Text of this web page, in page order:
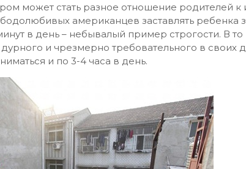
может стать разное отношение родителей к
американцев заставлять ребенка
в день – небывалый пример строгости. В то
и чрезмерно требовательного в своих
и по 3-4 часа в день.